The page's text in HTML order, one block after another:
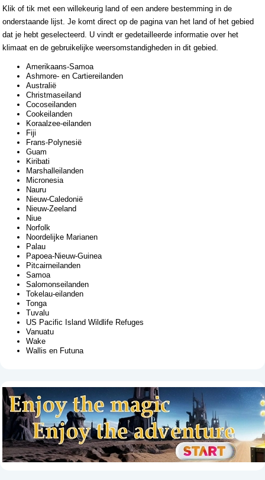
Klik of tik met een willekeurig land of een andere bestemming in de
onderstaande lijst. Je komt direct op de pagina van het land of het gebied
dat je hebt geselecteerd. U vindt er gedetailleerde informatie over het
klimaat en de gebruikelijke weersomstandigheden in dit gebied.
Amerikaans-Samoa
Ashmore- en Cartiereilanden
Australië
Christmaseiland
Cocoseilanden
Cookeilanden
Koraalzee-eilanden
Fiji
Frans-Polynesië
Guam
Kiribati
Marshalleilanden
Micronesia
Nauru
Nieuw-Caledonië
Nieuw-Zeeland
Niue
Norfolk
Noordelijke Marianen
Palau
Papoea-Nieuw-Guinea
Pitcairneilanden
Samoa
Salomonseilanden
Tokelau-eilanden
Tonga
Tuvalu
US Pacific Island Wildlife Refuges
Vanuatu
Wake
Wallis en Futuna